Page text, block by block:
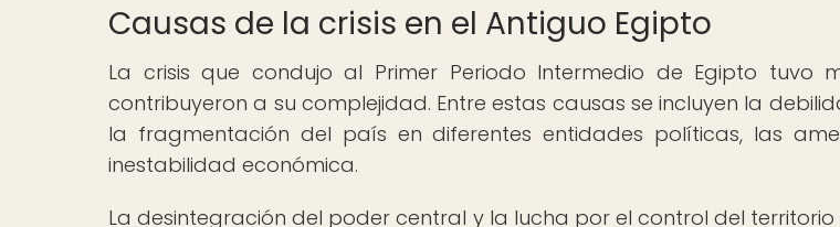
Causas de la crisis en el Antiguo Egipto
La crisis que condujo al Primer Periodo Intermedio de Egipto tuvo
contribuyeron a su complejidad. Entre estas causas se incluyen la
la fragmentación del país en diferentes entidades políticas, las
inestabilidad económica.
La desintegración del poder central y la lucha por el control del